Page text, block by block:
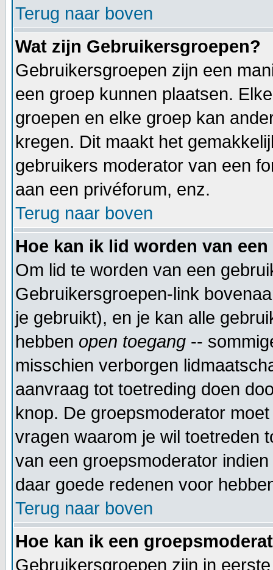
Terug naar boven
Wat zijn Gebruikersgroepen?
Gebruikersgroepen zijn een
een groep kunnen plaatsen.
groepen en elke groep kan
kregen. Dit maakt het
gebruikers moderator van een
aan een privéforum, enz.
Terug naar boven
Hoe kan ik lid worden van
Om lid te worden van een
Gebruikersgroepen-link
je gebruikt), en je kan alle
hebben open toegang --
misschien verborgen
aanvraag tot toetreding doen
knop. De groepsmoderator
vragen waarom je wil toetreden
van een groepsmoderator
daar goede redenen voor
Terug naar boven
Hoe kan ik een
Gebruikersgroepen zijn in